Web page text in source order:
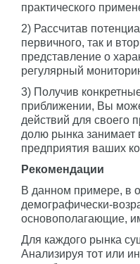
практического
2) Рассчитав
первичного, так и
представление о
регулярный
3) Получив
приближении, Вы
действий для своего
долю рынка занимает
предприятия ваших
Рекомендации
В данном примере, в
демографически-
основополагающие,
Для каждого рынка
Анализируя тот или